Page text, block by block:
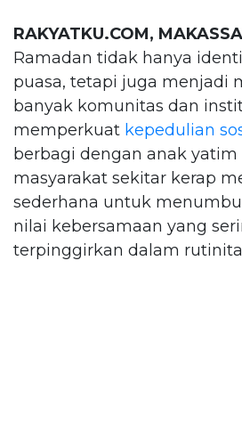
RAKYATKU.COM,
Ramadan tidak hanya
puasa, tetapi juga menjadi
banyak komunitas dan
memperkuat kepedulian
berbagi dengan anak
masyarakat sekitar kerap
sederhana untuk
nilai kebersamaan yang
terpinggirkan dalam